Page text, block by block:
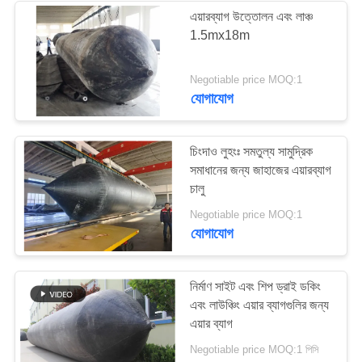
সামুদ্রিক এয়ার ব্যাগ
নৌকা লিফ্ট এয়ার ব্যাগ
এয়ারব্যাগ উত্তোলন এবং লাঞ্চ
1.5mx18m
Negotiable price MOQ:1
যোগাযোগ
চিংদাও লুহংঃ সমতুল্য সামুদ্রিক
সমাধানের জন্য জাহাজের এয়ারব্যাগ
চালু
Negotiable price MOQ:1
যোগাযোগ
নির্মাণ সাইট এবং শিপ ড্রাই ডকিং
এবং লাউঞ্চিং এয়ার ব্যাগগুলির জন্য
এয়ার ব্যাগ
Negotiable price MOQ:1 পিসি